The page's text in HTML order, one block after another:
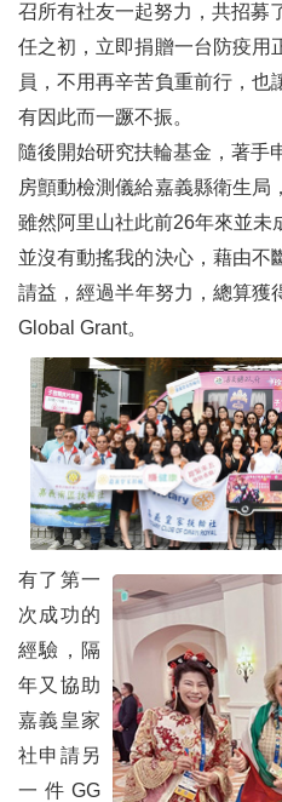
編輯後記
台灣12地區各扶輪社分布圖
召所有社友一起努力，共招募
任之初，立即捐贈一台防疫用
員，不用再辛苦負重前行，也
有因此而一蹶不振。
隨後開始研究扶輪基金，著手
房顫動檢測儀給嘉義縣衛生局
雖然阿里山社此前26年來並未
並沒有動搖我的決心，藉由不
請益，經過半年努力，總算獲
Global Grant。
有了第一
次成功的
經驗，隔
年又協助
嘉義皇家
社申請另
一件GG